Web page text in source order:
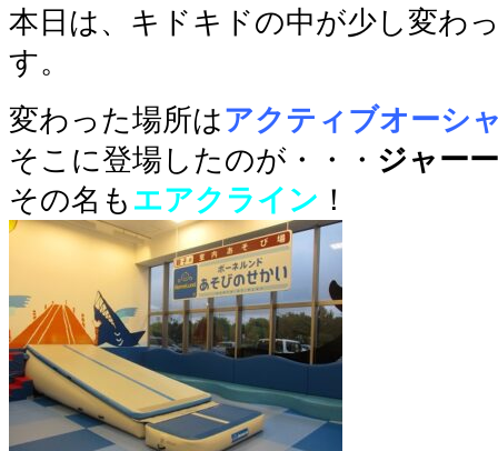
本日は、キドキドの中が少し変わ
す。
変わった場所はアクティブオーシ
そこに登場したのが・・・ ジャー
その名も エアクライン ！